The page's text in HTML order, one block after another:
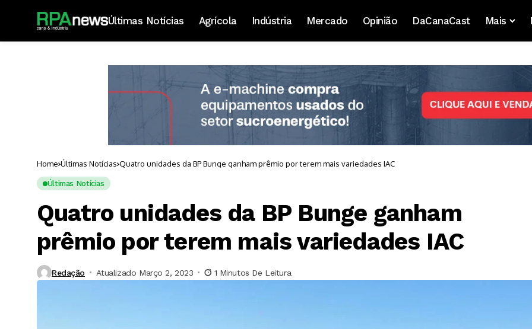
Últimas Notícias Agrícola Indústria Mercado Opinião DaCanaCast Mais
Home Últimas Notícias Quatro unidades da BP Bunge ganham prêmio por terem mais variedades IAC
Últimas Notícias
Quatro unidades da BP Bunge ganham
prêmio por terem mais variedades IAC
Redação Atualizado Março 2, 2023 1 Minutos De Leitura